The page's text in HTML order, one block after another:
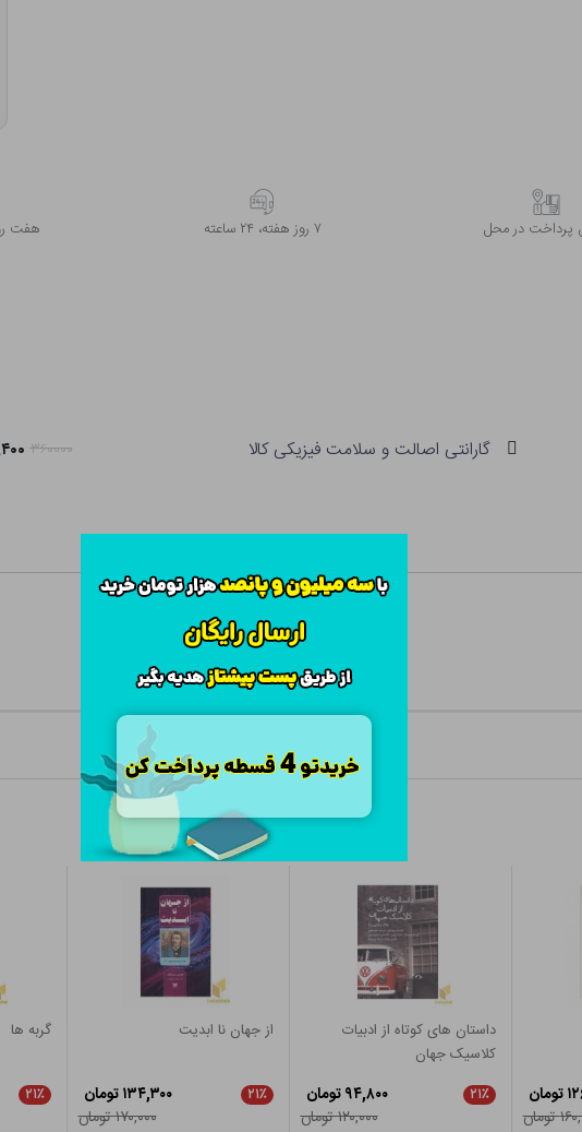
پرداخت در محل ۷ روز ﻫﻔﺘﻪ، ۲۴ ﺳﺎﻋﺘﻪ هفت
گارانتی اصالت و سلامت فیزیکی کالا ۳۶۰۰۰۰
تومان
داستان های کوتاه از ادبیات
کلاسیک جهان
۲۱٪
۹۴,۸۰۰ تومان
۱۲۰,۰۰۰ تومان
از جهان نا ابدیت
۲۱٪
۱۳۴,۳۰۰ تومان
۱۷۰,۰۰۰ تومان
گربه ها
۲۱٪